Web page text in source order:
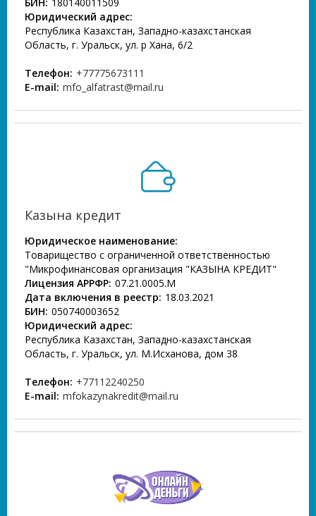
Юридический адрес:
Республика Казахстан, Западно-казахстанская
Область, г. Уральск, ул. р Хана, 6/2
Телефон: +77775673111
E-mail: mfo_alfatrast@mail.ru
Казына кредит
Юридическое наименование:
Товарищество с ограниченной ответственностью
"Микрофинансовая организация "КАЗЫНА КРЕДИТ"
Лицензия АРРФР: 07.21.0005.М
Дата включения в реестр: 18.03.2021
БИН: 050740003652
Юридический адрес:
Республика Казахстан, Западно-казахстанская
Область, г. Уральск, ул. М.Исханова, дом 38
Телефон: +77112240250
E-mail: mfokazynakredit@mail.ru